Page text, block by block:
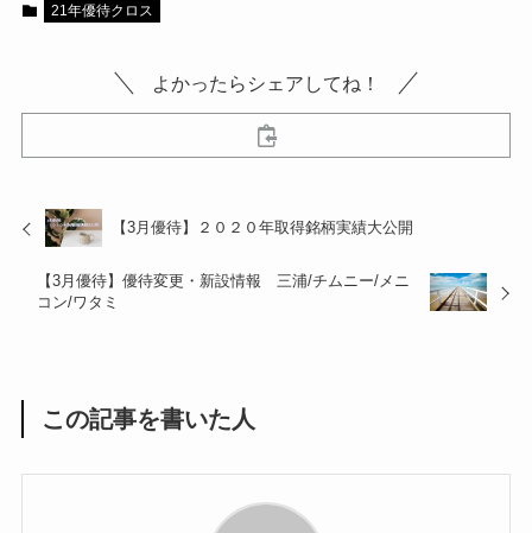
21年優待クロス
よかったらシェアしてね！
【3月優待】２０２０年取得銘柄実績大公開
【3月優待】優待変更・新設情報 三浦/チムニー/メニ
コン/ワタミ
この記事を書いた人